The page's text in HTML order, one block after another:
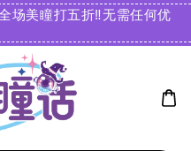
场美瞳打五折‼️无需任何优